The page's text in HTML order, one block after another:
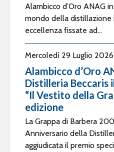
Alambicco d’Oro ANAG
mondo della distillazione
eccellenza fissate ad...
Mercoledì 29 Luglio 2026
Alambicco d’Oro
Distilleria Beccaris
“Il Vestito della
edizione
La Grappa di Barbera
Anniversario della
aggiudicata il premio